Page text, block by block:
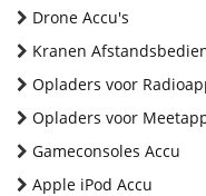
Drone Accu's
Kranen
Opladers voor
Opladers voor
Gameconsoles Accu
Apple iPod Accu